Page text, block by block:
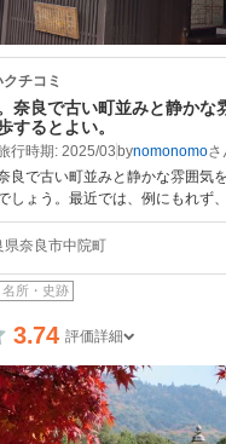
チコミ
奈良で古い町並みと静か
するとよい。
行時期: 2025/03 bynomonomo
良で古い町並みと静かな雰囲気
しょう。最近では、例にもれず
県奈良市中院町
名所・史跡
3.74 評価詳細